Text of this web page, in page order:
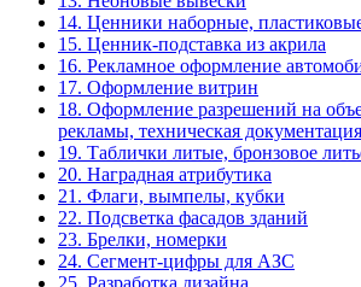
14. Ценники наборные,
15. Ценник-подставка из акрила
16. Рекламное оформление
17. Оформление витрин
18. Оформление разрешений на
рекламы, техническая документация
19. Таблички литые, бронзовое
20. Наградная атрибутика
21. Флаги, вымпелы, кубки
22. Подсветка фасадов зданий
23. Брелки, номерки
24. Сегмент-цифры для АЗС
25. Разработка дизайна